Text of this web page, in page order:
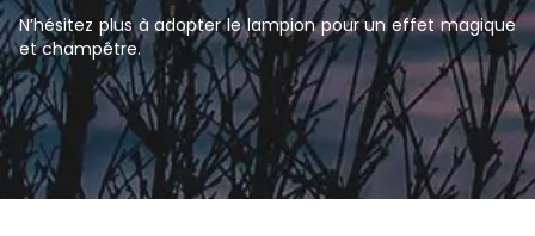
N’hésitez plus à adopter le lampion pour un effet magique
et champêtre.